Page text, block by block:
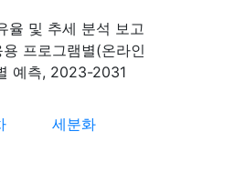
율 및 추세 분석 보고
프로그램별(온라인
예측, 2023-2031
세분화